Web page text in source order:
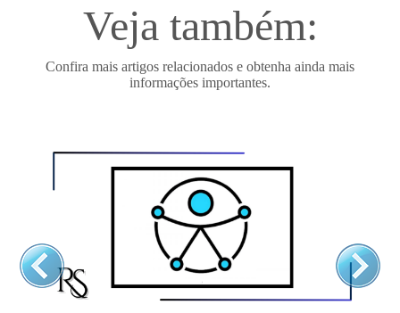
Veja também:
Confira mais artigos relacionados e obtenha ainda mais
informações importantes.